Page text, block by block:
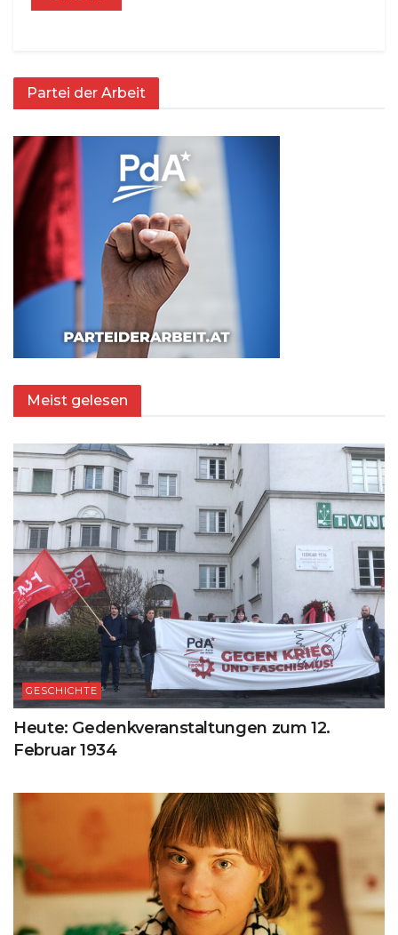
Partei der Arbeit
Meist gelesen
GESCHICHTE
Heute: Gedenkveranstaltungen zum 12.
Februar 1934